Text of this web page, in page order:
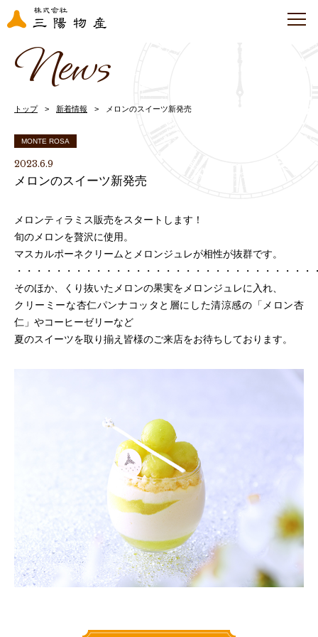
News
トップ 新着情報 メロンのスイーツ新発売
MONTE ROSA
2023.6.9
メロンのスイーツ新発売
メロンティラミス販売をスタートします！
旬のメロンを贅沢に使用。
マスカルポーネクリームとメロンジュレが相性が抜群です。
・・・・・・・・・・・・・・・・・・・・・・・・・・・・・・
そのほか、くり抜いたメロンの果実をメロンジュレに入れ、
クリーミーな杏仁パンナコッタと層にした清涼感の「メロン杏
仁」やコーヒーゼリーなど
夏のスイーツを取り揃え皆様のご来店をお待ちしております。